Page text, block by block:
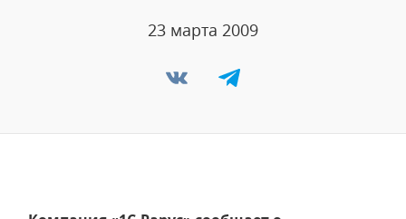
23 марта 2009